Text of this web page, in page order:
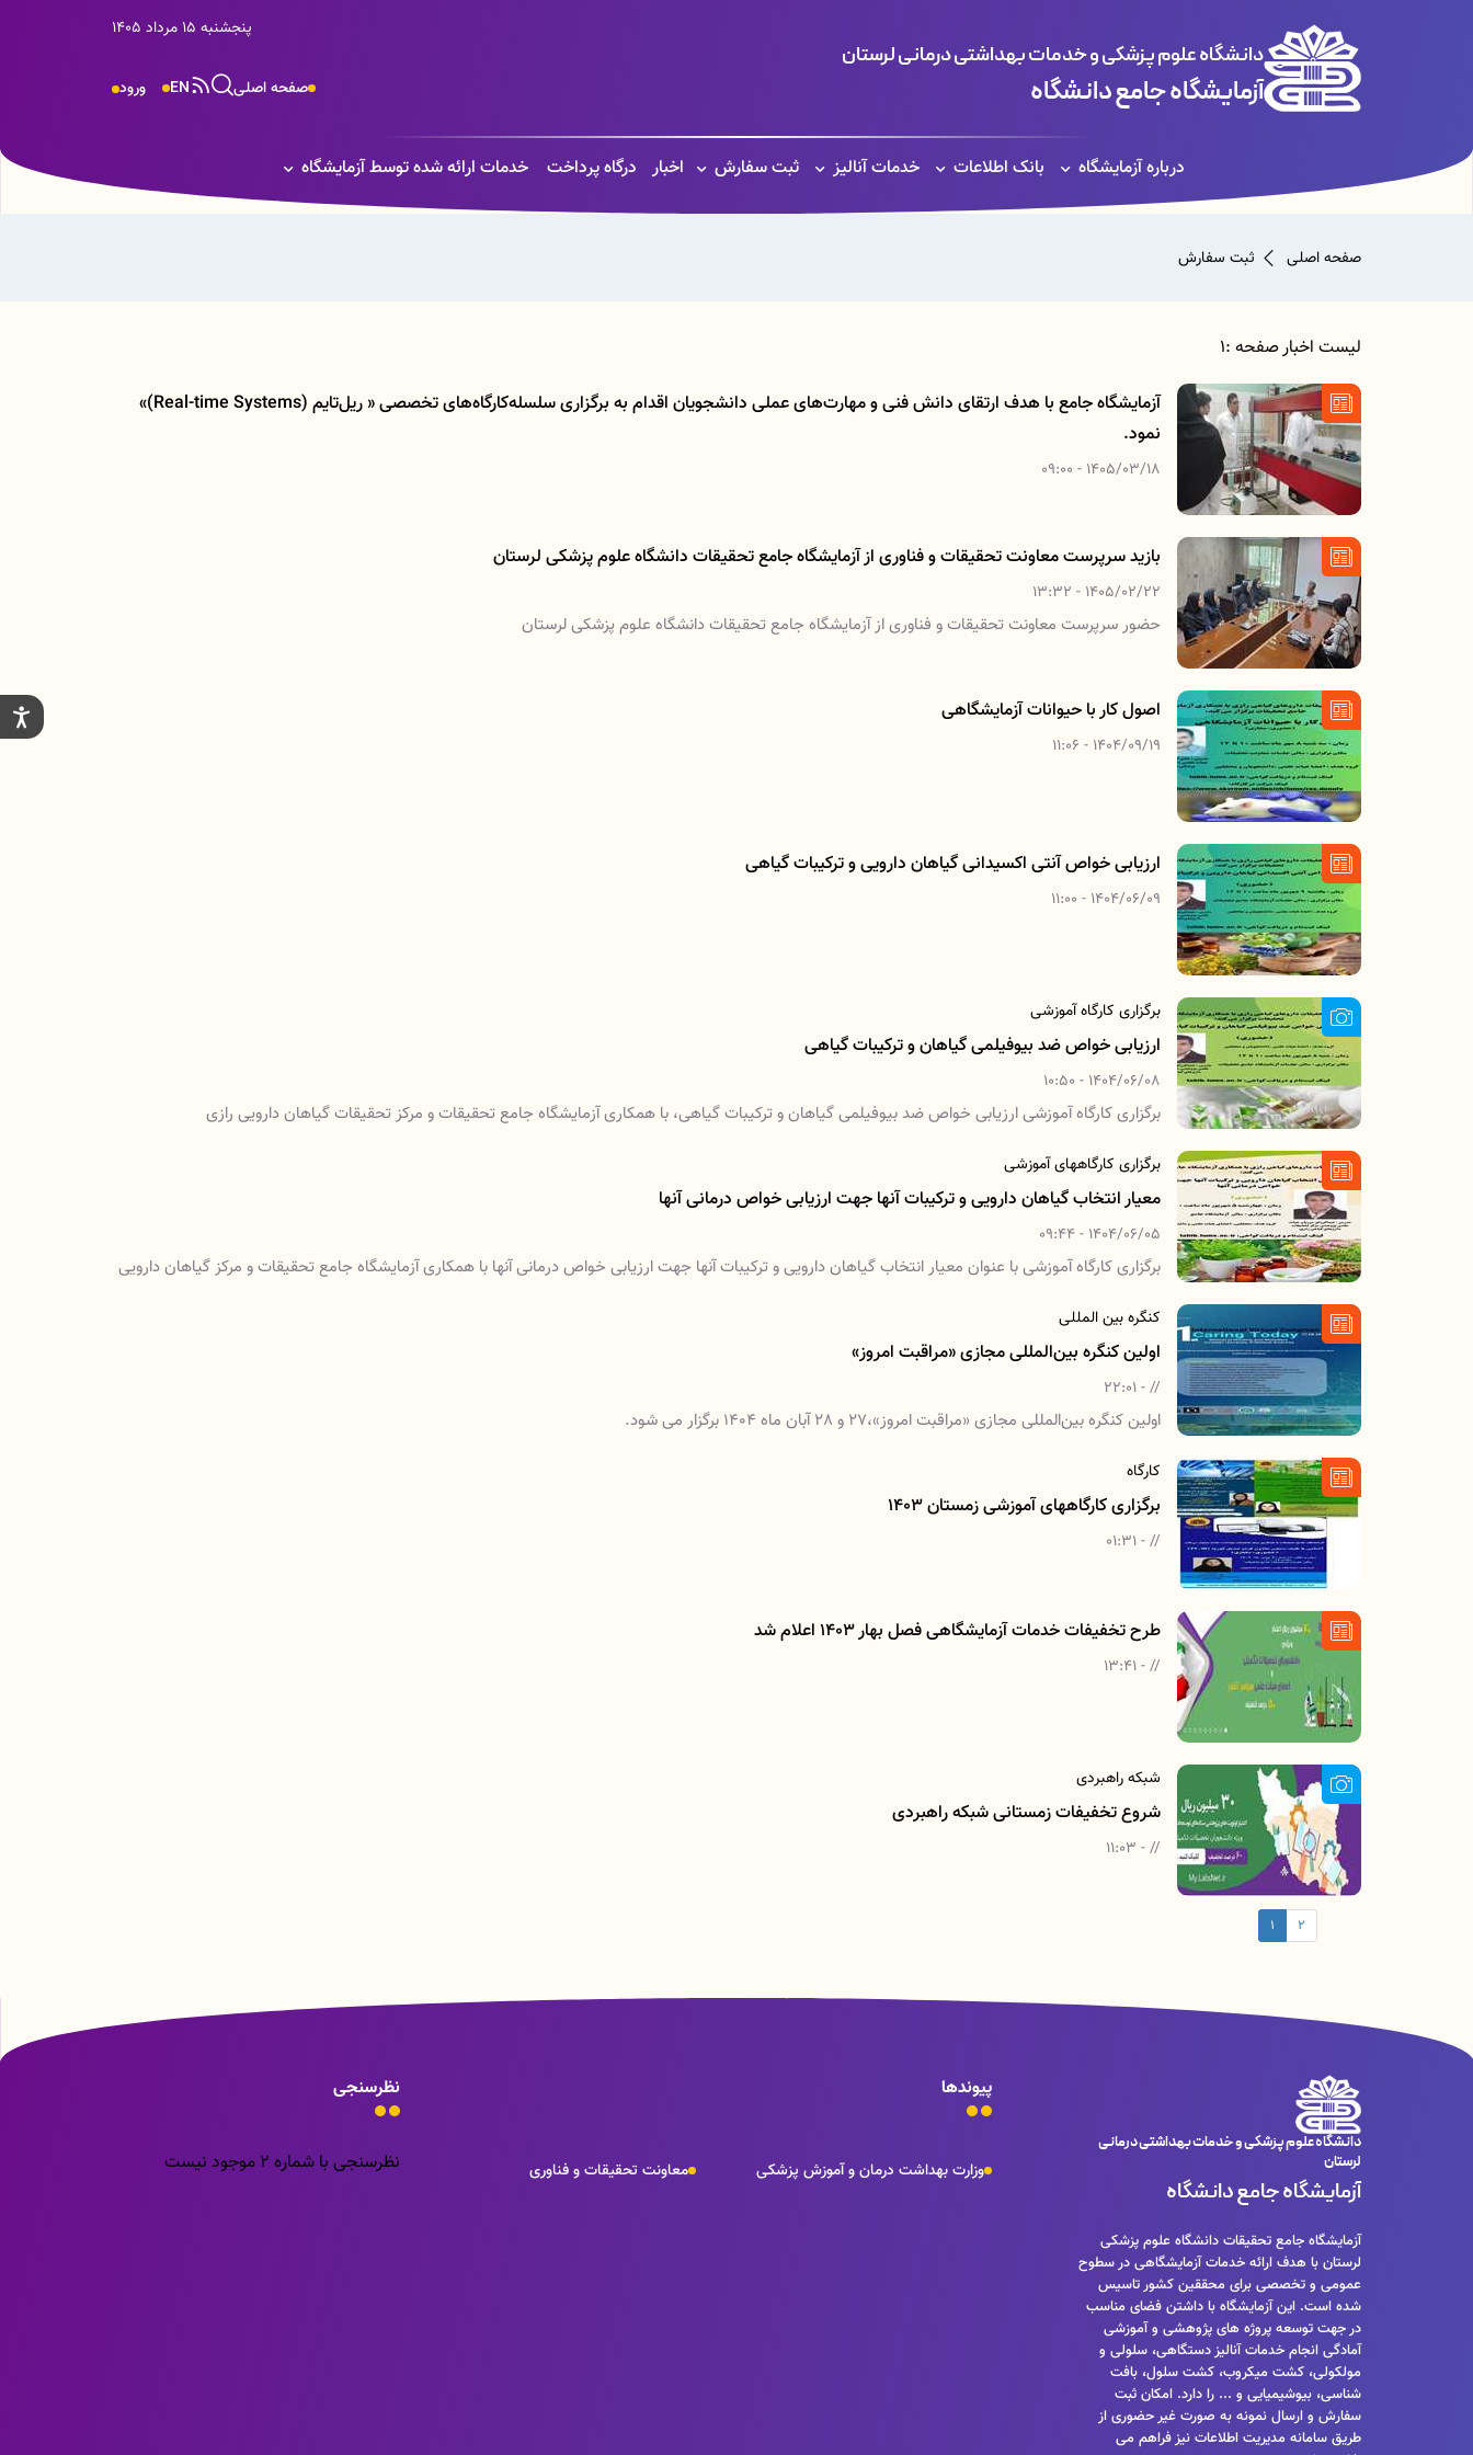
دانشگاه علوم پزشکی و خدمات بهداشتی درمانی لرستان
آزمایشگاه جامع دانشگاه
پنجشنبه 15 مرداد 1405
ورود EN صفحه اصلی
درباره آزمایشگاه بانک اطلاعات خدمات آنالیز ثبت سفارش اخبار درگاه پرداخت خدمات ارائه شده توسط آزمایشگاه
صفحه اصلی ثبت سفارش
لیست اخبار صفحه :1
آزمایشگاه جامع با هدف ارتقای دانش فنی و مهارت‌های عملی دانشجویان اقدام به برگزاری سلسله‌کارگاه‌های تخصصی « ریل‌تایم (Real-time Systems)»
نمود.
1405/03/18 - 09:00
بازید سرپرست معاونت تحقیقات و فناوری از آزمایشگاه جامع تحقیقات دانشگاه علوم پزشکی لرستان
1405/02/22 - 13:32
حضور سرپرست معاونت تحقیقات و فناوری از آزمایشگاه جامع تحقیقات دانشگاه علوم پزشکی لرستان
اصول کار با حیوانات آزمایشگاهی
1404/09/19 - 11:06
ارزیابی خواص آنتی اکسیدانی گیاهان دارویی و ترکیبات گیاهی
1404/06/09 - 11:00
برگزاری کارگاه آموزشی
ارزیابی خواص ضد بیوفیلمی گیاهان و ترکیبات گیاهی
1404/06/08 - 10:50
برگزاری کارگاه آموزشی ارزیابی خواص ضد بیوفیلمی گیاهان و ترکیبات گیاهی، با همکاری آزمایشگاه جامع تحقیقات و مرکز تحقیقات گیاهان دارویی رازی
برگزاری کارگاههای آموزشی
معیار انتخاب گیاهان دارویی و ترکیبات آنها جهت ارزیابی خواص درمانی آنها
1404/06/05 - 09:44
برگزاری کارگاه آموزشی با عنوان معیار انتخاب گیاهان دارویی و ترکیبات آنها جهت ارزیابی خواص درمانی آنها با همکاری آزمایشگاه جامع تحقیقات و مرکز گیاهان دارویی
کنگره بین المللی
اولین کنگره بین‌المللی مجازی «مراقبت امروز»
// - 22:01
اولین کنگره بین‌المللی مجازی «مراقبت امروز»،27 و 28 آبان ماه 1404 برگزار می شود.
کارگاه
برگزاری کارگاههای آموزشی زمستان 1403
// - 01:31
طرح تخفیفات خدمات آزمایشگاهی فصل بهار 1403 اعلام شد
// - 13:41
شبکه راهبردی
شروع تخفیفات زمستانی شبکه راهبردی
// - 11:03
1 2
دانشگاه علوم پزشکی و خدمات بهداشتی درمانی
لرستان
آزمایشگاه جامع دانشگاه
آزمایشگاه جامع تحقیقات دانشگاه علوم پزشکی
لرستان با هدف ارائه خدمات آزمایشگاهی در سطوح
عمومی و تخصصی برای محققین کشور تاسیس
شده است. این آزمایشگاه با داشتن فضای مناسب
در جهت توسعه پروژه های پژوهشی و آموزشی
آمادگی انجام خدمات آنالیز دستگاهی، سلولی و
مولکولی، کشت میکروب، کشت سلول، بافت
شناسی، بیوشیمیایی و ... را دارد. امکان ثبت
سفارش و ارسال نمونه به صورت غیر حضوری از
طریق سامانه مدیریت اطلاعات نیز فراهم می
پیوندها
وزارت بهداشت درمان و آموزش پزشکی معاونت تحقیقات و فناوری
نظرسنجی
نظرسنجی با شماره 2 موجود نیست